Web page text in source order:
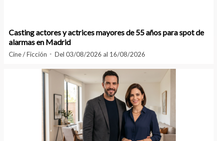
Casting actores y actrices mayores de 55 años para spot de
alarmas en Madrid
Cine / Ficción Del 03/08/2026 al 16/08/2026